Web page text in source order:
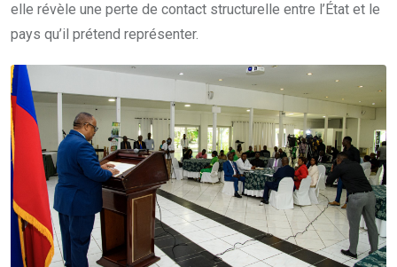
elle révèle une perte de contact structurelle entre l’État et le
pays qu’il prétend représenter.